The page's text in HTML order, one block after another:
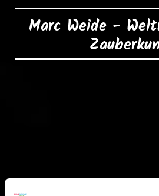
Marc Weide -